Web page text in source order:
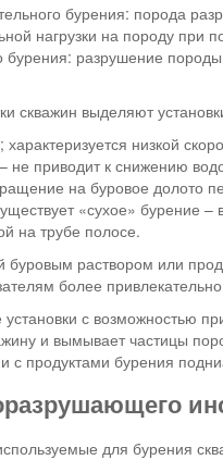
бурения: порода
нагрузки на породу при
бурения: разрушение
скважин выделяют
низкой
не приводит к снижению
на буровое долото
«сухое» бурение
на трубе полосе.
буровым раствором или
более
с возможностью
и вымывает частицы
с продуктами бурения
для бурения